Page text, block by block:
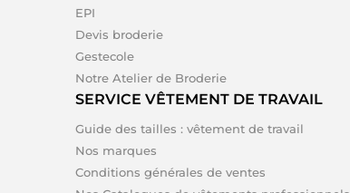
EPI
Devis broderie
Gestecole
Notre Atelier de Broderie
SERVICE VÊTEMENT DE TRAVAIL
Guide des tailles : vêtement de travail
Nos marques
Conditions générales de ventes